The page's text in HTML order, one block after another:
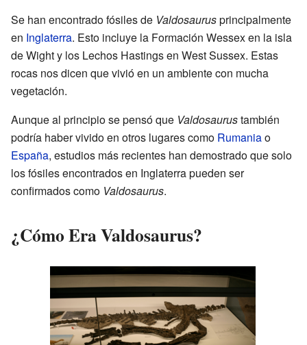
Se han encontrado fósiles de Valdosaurusprincipalmente
en Inglaterra. Esto incluye la Formación Wessex en la isla
de Wight y los Lechos Hastings en West Sussex. Estas
rocas nos dicen que vivió en un ambiente con mucha
vegetación.
Aunque al principio se pensó que Valdosaurustambién
podría haber vivido en otros lugares como Rumaniao
España, estudios más recientes han demostrado que solo
los fósiles encontrados en Inglaterra pueden ser
confirmados como Valdosaurus.
¿Cómo Era Valdosaurus?